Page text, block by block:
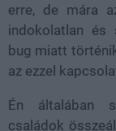
erre, de mára
indokolatlan és
bug miatt
az ezzel
Én általában
családok